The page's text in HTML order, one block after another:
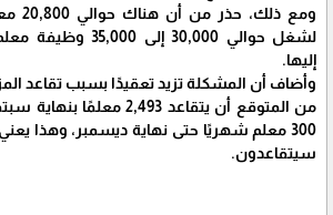
ومع
لشغل حوالي 30,000
إليها.
وأضاف أن المشكلة تزيد تعقيدًا بسبب تقاعد
من المتوقع أن يتقاعد 2,493
300 معلم شهريًا حتى نهاية ديسمبر، وهذا
سيتقاعدون.